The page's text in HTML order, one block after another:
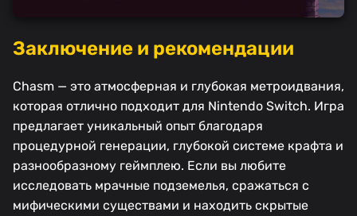
Заключение и рекомендации
Chasm — это атмосферная и глубокая метроидвания,
которая отлично подходит для Nintendo Switch. Игра
предлагает уникальный опыт благодаря
процедурной генерации, глубокой системе крафта и
разнообразному геймплею. Если вы любите
исследовать мрачные подземелья, сражаться с
мифическими существами и находить скрытые